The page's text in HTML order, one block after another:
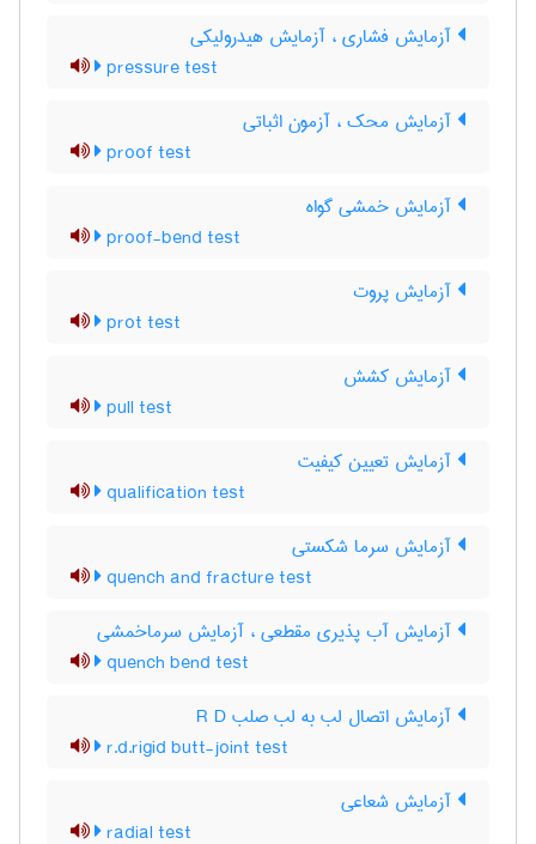
آزمایش فشاری ، آزمایش هیدرولیکی
pressure test
آزمایش محک ، آزمون اثباتی
proof test
آزمایش خمشی گواه
proof-bend test
آزمایش پروت
prot test
آزمایش کشش
pull test
آزمایش تعیین کیفیت
qualification test
آزمایش سرما شکستی
quench and fracture test
آزمایش آب پذیری مقطعی ، آزمایش سرماخمشی
quench bend test
آزمایش اتصال لب به لب صلب R D
r.d.rigid butt-joint test
آزمایش شعاعی
radial test